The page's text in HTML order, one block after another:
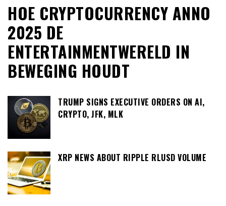
HOE CRYPTOCURRENCY ANNO
2025 DE
ENTERTAINMENTWERELD IN
BEWEGING HOUDT
TRUMP SIGNS EXECUTIVE ORDERS ON AI,
CRYPTO, JFK, MLK
XRP NEWS ABOUT RIPPLE RLUSD VOLUME